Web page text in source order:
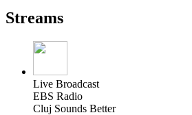
Streams
Live Broadcast
EBS Radio
Cluj Sounds Better